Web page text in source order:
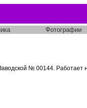
Фотографии
№ 00144. Работает